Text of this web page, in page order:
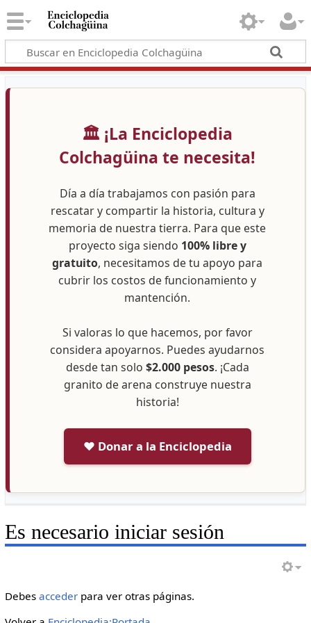
🏛️ ¡La Enciclopedia
Colchagüina te necesita!
Día a día trabajamos con pasión para
rescatar y compartir la historia, cultura y
memoria de nuestra tierra. Para que este
proyecto siga siendo 100% libre y
gratuito, necesitamos de tu apoyo para
cubrir los costos de funcionamiento y
mantención.
Si valoras lo que hacemos, por favor
considera apoyarnos. Puedes ayudarnos
desde tan solo $2.000 pesos. ¡Cada
granito de arena construye nuestra
historia!
❤️ Donar a la Enciclopedia
Es necesario iniciar sesión
Debes accederpara ver otras páginas.